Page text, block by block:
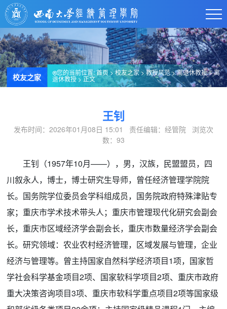
校友之家 您的当前位置:首页>校友之家>教授风范>离退休教授>离
退休教授 > 正文
王钊
发布时间：2026年01月08日 15:01 责任编辑：经管院 浏览次
数： 93
王钊（1957年10月——），男，汉族，民盟盟员，四
川叙永人，博士，博士研究生导师，曾任经济管理学院院
长。国务院学位委员会学科组成员，国务院政府特殊津贴专
家；重庆市学术技术带头人；重庆市管理现代化研究会副会
长，重庆市区域经济学会副会长，重庆市数量经济学会副会
长。研究领域：农业农村经济管理，区域发展与管理，企业
经济与管理等。曾主持国家自然科学经济项目1项，国家哲
学社会科学基金项目2项、国家软科学项目2项、重庆市政府
重大决策咨询项目3项、重庆市软科学重点项目2项等国家级